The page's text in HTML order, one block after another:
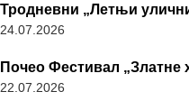
Тродневни „Летњи
24.07.2026
Почео Фестивал
22.07.2026